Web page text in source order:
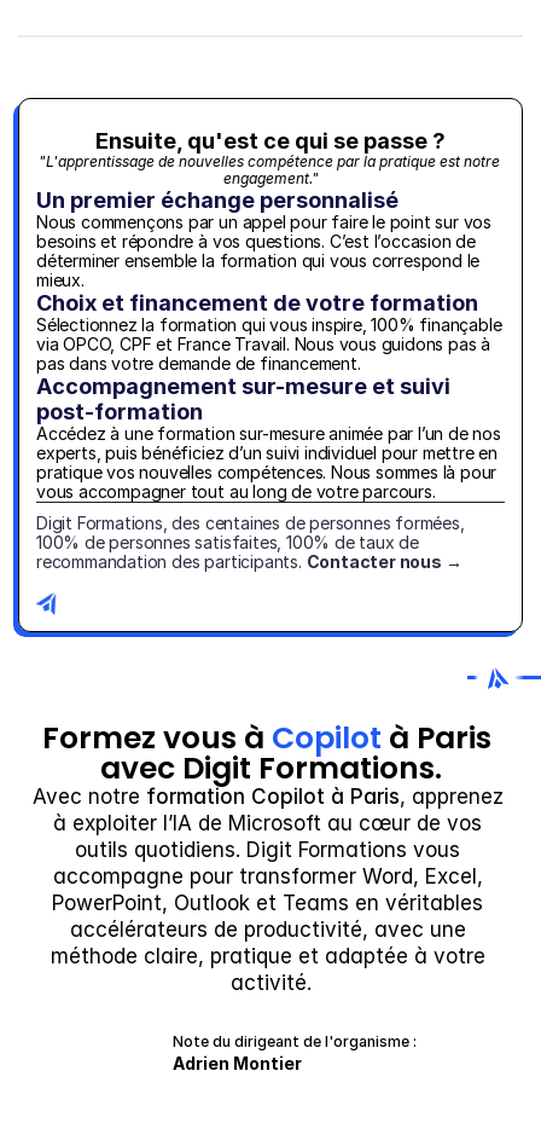
Ensuite, qu'est ce qui se passe ?
"L'apprentissage de nouvelles compétence par la pratique est notre
engagement."
Un premier échange personnalisé
Nous commençons par un appel pour faire le point sur vos
besoins et répondre à vos questions. C’est l’occasion de
déterminer ensemble la formation qui vous correspond le
mieux.
Choix et financement de votre formation
Sélectionnez la formation qui vous inspire, 100% finançable
via OPCO, CPF et France Travail. Nous vous guidons pas à
pas dans votre demande de financement.
Accompagnement sur-mesure et suivi
post-formation
Accédez à une formation sur-mesure animée par l’un de nos
experts, puis bénéficiez d’un suivi individuel pour mettre en
pratique vos nouvelles compétences. Nous sommes là pour
vous accompagner tout au long de votre parcours.
Digit Formations, des centaines de personnes formées,
100% de personnes satisfaites, 100% de taux de
recommandation des participants. Contacter nous →
Formez vous à Copilot à Paris
avec Digit Formations.
Avec notre formation Copilot à Paris, apprenez
à exploiter l’IA de Microsoft au cœur de vos
outils quotidiens. Digit Formations vous
accompagne pour transformer Word, Excel,
PowerPoint, Outlook et Teams en véritables
accélérateurs de productivité, avec une
méthode claire, pratique et adaptée à votre
activité.
Note du dirigeant de l'organisme :
Adrien Montier